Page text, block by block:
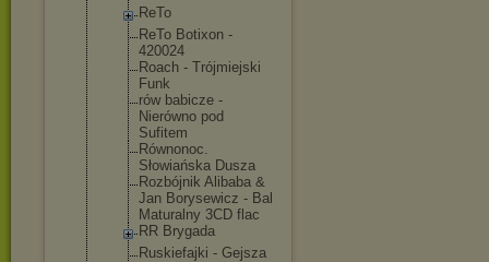
ReTo
ReTo Botixon -
420024
Roach - Trójmiejski
Funk
rów babicze -
Nierówno pod
Sufitem
Równonoc.
Słowiańska Dusza
Rozbójnik Alibaba &
Jan Borysewicz - Bal
Maturalny 3CD flac
RR Brygada
Ruskiefajki - Gejsza